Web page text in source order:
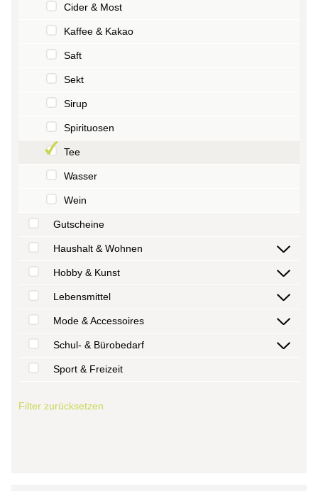
Cider & Most
Kaffee & Kakao
Saft
Sekt
Sirup
Spirituosen
Tee
Wasser
Wein
Gutscheine
Haushalt & Wohnen
Hobby & Kunst
Lebensmittel
Mode & Accessoires
Schul- & Bürobedarf
Sport & Freizeit
Filter zurücksetzen